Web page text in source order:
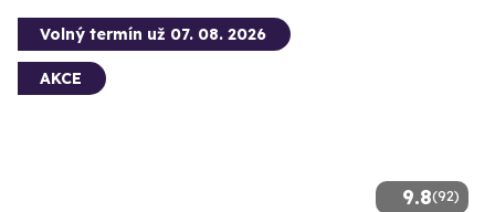
9.8(92)
Volný termín už 07. 08. 2026
AKCE